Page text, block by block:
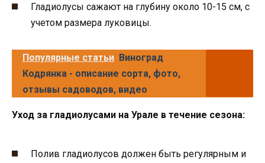
Гладиолусы сажают на глубину около 10-15 см, с
учетом размера луковицы.
Популярные статьи Виноград
Кодрянка - описание сорта, фото,
отзывы садоводов, видео
Уход за гладиолусами на Урале в течение сезона:
Полив гладиолусов должен быть регулярным и